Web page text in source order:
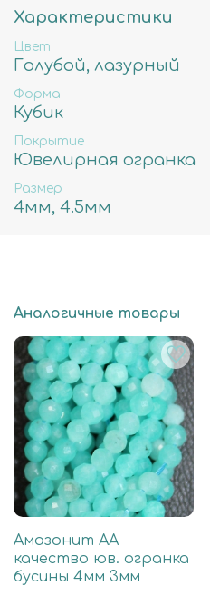
шт, вес 15гр,
Характеристики
Цвет
Голубой, лазурный
Форма
Кубик
Покрытие
Ювелирная огранка
Размер
4мм, 4.5мм
Аналогичные товары
Амазонит АА
качество юв. огранка
бусины 4мм 3мм